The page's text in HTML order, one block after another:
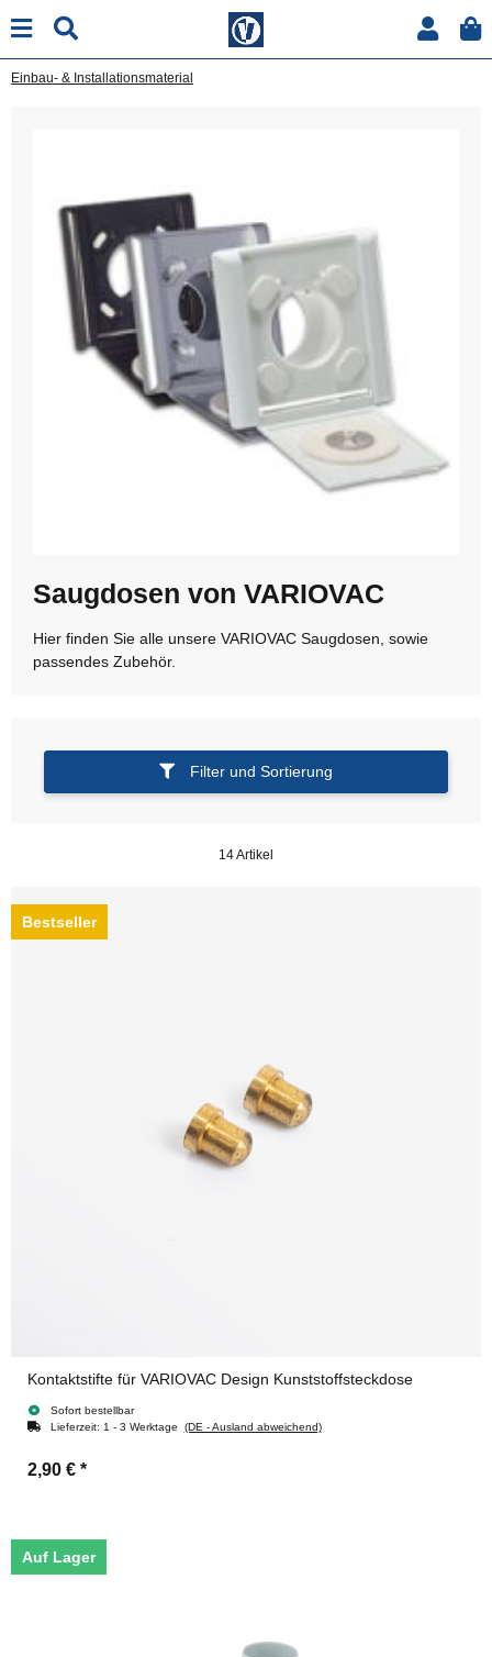
Einbau- & Installationsmaterial
Saugdosen von VARIOVAC
Hier finden Sie alle unsere VARIOVAC Saugdosen, sowie
passendes Zubehör.
Filter und Sortierung
14 Artikel
Bestseller
Kontaktstifte für VARIOVAC Design Kunststoffsteckdose
Sofort bestellbar
Lieferzeit: 1 - 3 Werktage (DE - Ausland abweichend)
2,90 € *
Auf Lager